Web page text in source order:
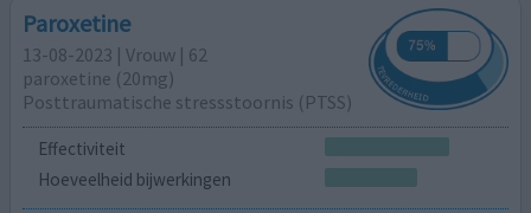
Paroxetine
13-08-2023 | Vrouw | 62
paroxetine (20mg)
Posttraumatische stressstoornis (PTSS)
Effectiviteit
Hoeveelheid bijwerkingen